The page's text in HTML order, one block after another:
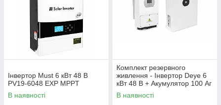
Інвертор Must 6 кВт 48 В
PV19-6048 EXP MPPT
В наявності
Комплект резервного
живлення - Інвертор Deye 6
кВт 48 В + Акумулятор 100 Аг
Deye SE-F5 Pro-C LiFePO4
В наявності